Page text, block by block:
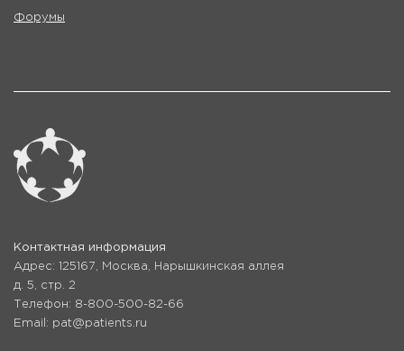
Форумы
Контактная информация
Адрес: 125167, Москва, Нарышкинская аллея
д. 5, стр. 2
Телефон: 8-800-500-82-66
Email: pat@patients.ru